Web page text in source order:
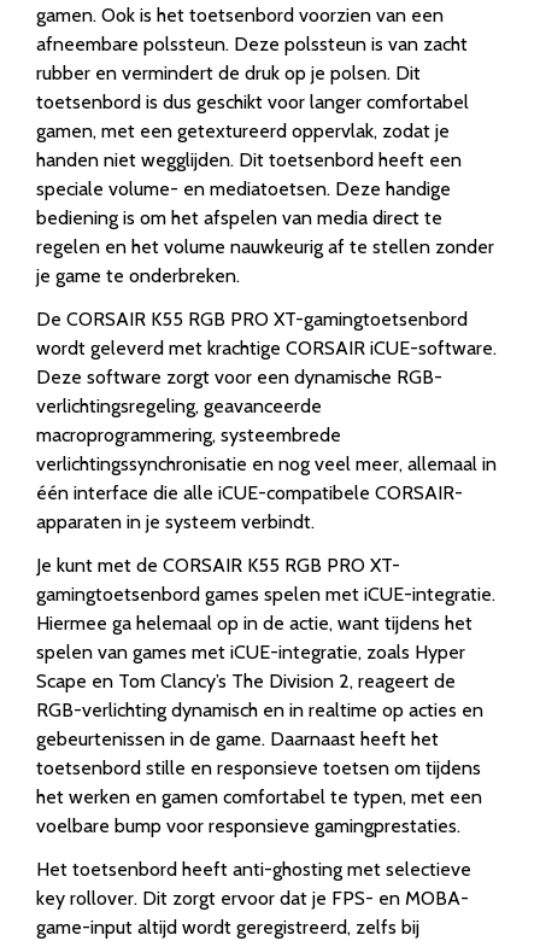
gamen. Ook is het toetsenbord voorzien van een
afneembare polssteun. Deze polssteun is van zacht
rubber en vermindert de druk op je polsen. Dit
toetsenbord is dus geschikt voor langer comfortabel
gamen, met een getextureerd oppervlak, zodat je
handen niet wegglijden. Dit toetsenbord heeft een
speciale volume- en mediatoetsen. Deze handige
bediening is om het afspelen van media direct te
regelen en het volume nauwkeurig af te stellen zonder
je game te onderbreken.
De CORSAIR K55 RGB PRO XT-gamingtoetsenbord
wordt geleverd met krachtige CORSAIR iCUE-software.
Deze software zorgt voor een dynamische RGB-
verlichtingsregeling, geavanceerde
macroprogrammering, systeembrede
verlichtingssynchronisatie en nog veel meer, allemaal in
één interface die alle iCUE-compatibele CORSAIR-
apparaten in je systeem verbindt.
Je kunt met de CORSAIR K55 RGB PRO XT-
gamingtoetsenbord games spelen met iCUE-integratie.
Hiermee ga helemaal op in de actie, want tijdens het
spelen van games met iCUE-integratie, zoals Hyper
Scape en Tom Clancy’s The Division 2, reageert de
RGB-verlichting dynamisch en in realtime op acties en
gebeurtenissen in de game. Daarnaast heeft het
toetsenbord stille en responsieve toetsen om tijdens
het werken en gamen comfortabel te typen, met een
voelbare bump voor responsieve gamingprestaties.
Het toetsenbord heeft anti-ghosting met selectieve
key rollover. Dit zorgt ervoor dat je FPS- en MOBA-
game-input altijd wordt geregistreerd, zelfs bij